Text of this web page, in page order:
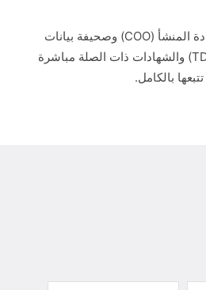
ستستلم شهادة التحليل (COA) الأصلية وشهادة المنشأ (COO) وصحيفة بيانات
السلامة (MSDS) وصحيفة البيانات الفنية (TDS) والشهادات ذات الصلة مباشرة
بالكامل.